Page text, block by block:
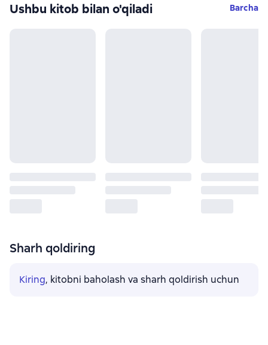
Ushbu kitob bilan o'qiladi Barcha
Sharh qoldiring
Kiring, kitobni baholash va sharh qoldirish uchun